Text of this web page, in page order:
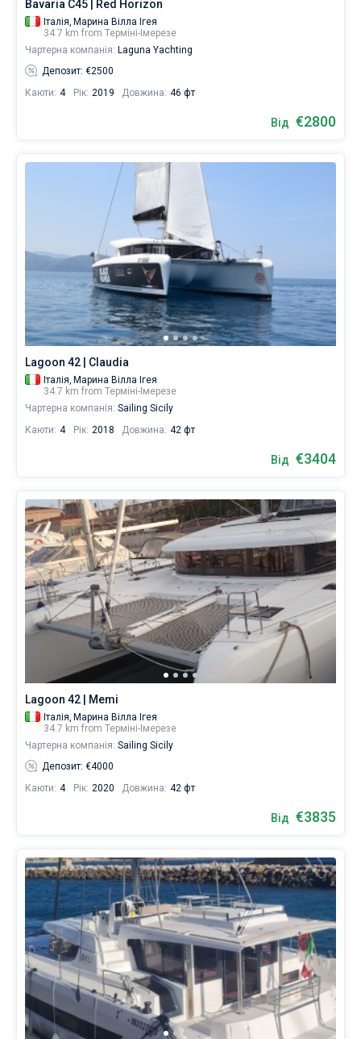
Bavaria C45 | Red Horizon
Італія, Марина Вілла Ігея
34.7 km from Терміні-Імерезе
Чартерна компанія: Laguna Yachting
Депозит: €2500
Каюти: 4 Рік: 2019 Довжина: 46 фт
Від €2800
Lagoon 42 | Claudia
Італія, Марина Вілла Ігея
34.7 km from Терміні-Імерезе
Чартерна компанія: Sailing Sicily
Каюти: 4 Рік: 2018 Довжина: 42 фт
Від €3404
Lagoon 42 | Memi
Італія, Марина Вілла Ігея
34.7 km from Терміні-Імерезе
Чартерна компанія: Sailing Sicily
Депозит: €4000
Каюти: 4 Рік: 2020 Довжина: 42 фт
Від €3835